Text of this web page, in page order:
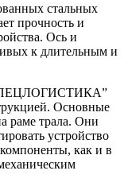
стальных
прочность и
Ось и
к длительным и
Основные
раме трала. Они
устройство
как и в